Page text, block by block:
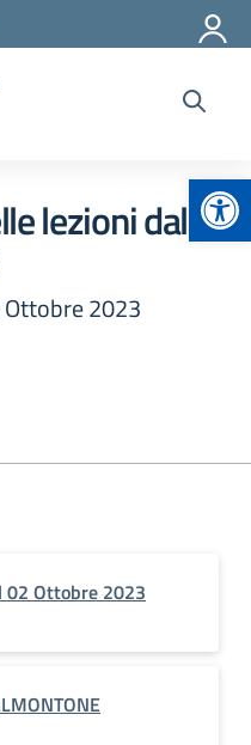
lezioni dal
2023
02 Ottobre 2023